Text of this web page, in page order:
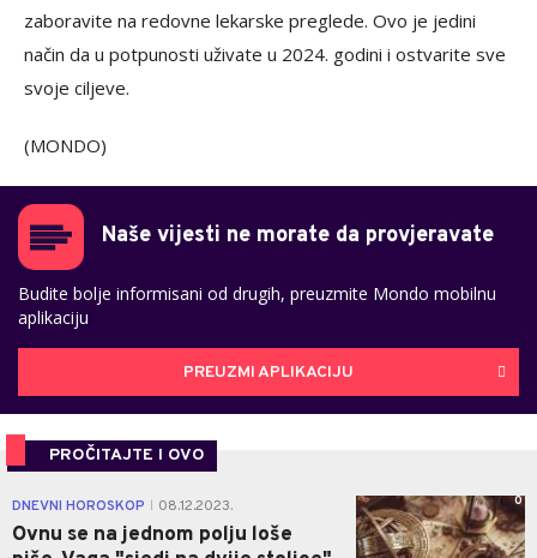
zaboravite na redovne lekarske preglede. Ovo je jedini
način da u potpunosti uživate u 2024. godini i ostvarite sve
svoje ciljeve.
(MONDO)
Naše vijesti ne morate da provjeravate
Budite bolje informisani od drugih, preuzmite Mondo mobilnu
aplikaciju
PREUZMI APLIKACIJU
PROČITAJTE I OVO
DNEVNI HOROSKOP 08.12.2023.
Ovnu se na jednom polju loše
0